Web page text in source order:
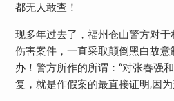
都无人敢查！
现多年过去了，福州仓山警方对
伤害案件，一直采取颠倒黑白故
办！警方所作的所谓：“对张春强
复，就是作假案的最直接证明,因为